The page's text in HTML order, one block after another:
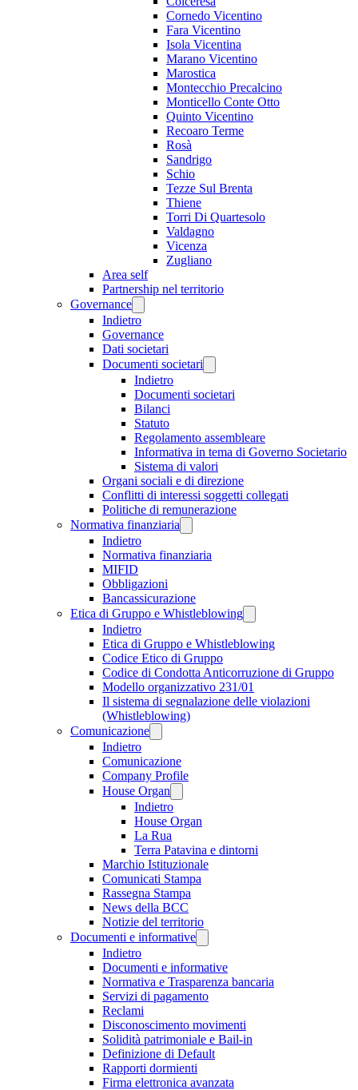
Cornedo Vicentino
Fara Vicentino
Isola Vicentina
Marano Vicentino
Marostica
Montecchio Precalcino
Monticello Conte Otto
Quinto Vicentino
Recoaro Terme
Rosà
Sandrigo
Schio
Tezze Sul Brenta
Thiene
Torri Di Quartesolo
Valdagno
Vicenza
Zugliano
Area self
Partnership nel territorio
Governance
Indietro
Governance
Dati societari
Documenti societari
Indietro
Documenti societari
Bilanci
Statuto
Regolamento assembleare
Informativa in tema di Governo Societario
Sistema di valori
Organi sociali e di direzione
Conflitti di interessi soggetti collegati
Politiche di remunerazione
Normativa finanziaria
Indietro
Normativa finanziaria
MIFID
Obbligazioni
Bancassicurazione
Etica di Gruppo e Whistleblowing
Indietro
Etica di Gruppo e Whistleblowing
Codice Etico di Gruppo
Codice di Condotta Anticorruzione di Gruppo
Modello organizzativo 231/01
Il sistema di segnalazione delle violazioni
(Whistleblowing)
Comunicazione
Indietro
Comunicazione
Company Profile
House Organ
Indietro
House Organ
La Rua
Terra Patavina e dintorni
Marchio Istituzionale
Comunicati Stampa
Rassegna Stampa
News della BCC
Notizie del territorio
Documenti e informative
Indietro
Documenti e informative
Normativa e Trasparenza bancaria
Servizi di pagamento
Reclami
Disconoscimento movimenti
Solidità patrimoniale e Bail-in
Definizione di Default
Rapporti dormienti
Firma elettronica avanzata